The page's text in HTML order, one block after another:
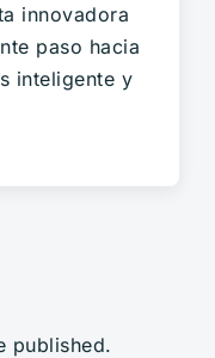
innovadora
paso hacia
inteligente y
published.